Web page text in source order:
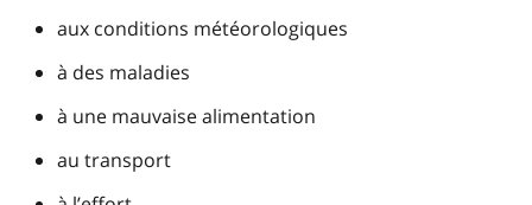
aux conditions météorologiques
à des maladies
à une mauvaise alimentation
au transport